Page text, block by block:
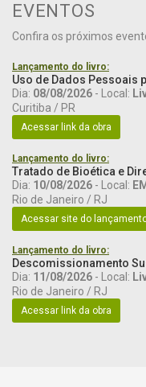
EVENTOS
Confira os próximos
Lançamento do livro:
Uso de Dados Pessoais
Dia: 08/08/2026 - Local:
Curitiba / PR
Acessar link da obra
Lançamento do livro:
Tratado de Bioética e
Dia: 10/08/2026 - Local:
Rio de Janeiro / RJ
Acessar site do
Lançamento do livro:
Descomissionamento
Dia: 11/08/2026 - Local:
Rio de Janeiro / RJ
Acessar link da obra